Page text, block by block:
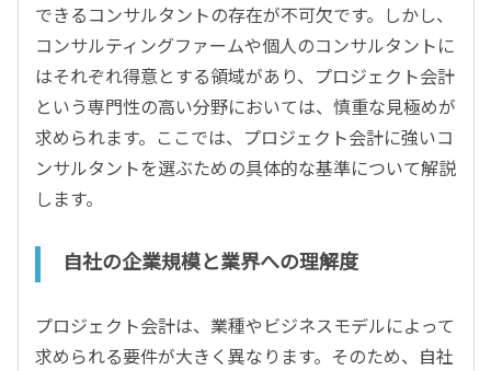
できるコンサルタントの存在が不可欠です。しかし、
コンサルティングファームや個人のコンサルタントに
はそれぞれ得意とする領域があり、プロジェクト会計
という専門性の高い分野においては、慎重な見極めが
求められます。ここでは、プロジェクト会計に強いコ
ンサルタントを選ぶための具体的な基準について解説
します。
自社の企業規模と業界への理解度
プロジェクト会計は、業種やビジネスモデルによって
求められる要件が大きく異なります。そのため、自社